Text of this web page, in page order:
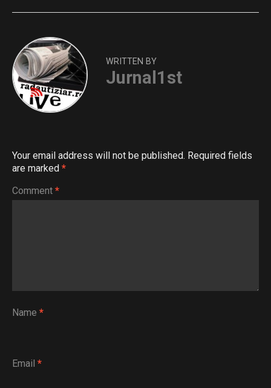
WRITTEN BY
Jurnal1st
Your email address will not be published. Required fields
are marked *
Comment *
Name *
Email *